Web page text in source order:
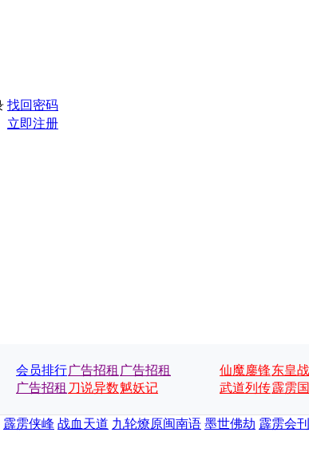
找回密码
立即注册
会员排行广告招租 广告招租
广告招租 刀说异数魆妖记
仙魔鏖锋东皇
武道列传霹雳
霹雳侠峰 战血天道 九轮燎原闽南语 墨世佛劫 霹雳会刊